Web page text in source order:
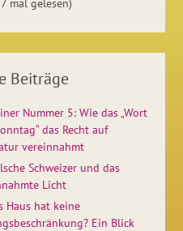
mal gelesen)
Beiträge
Nummer 5: Wie das „Wort
das Recht auf
vereinnahmt
Schweizer und das
Licht
Haus hat keine
Ein Blick